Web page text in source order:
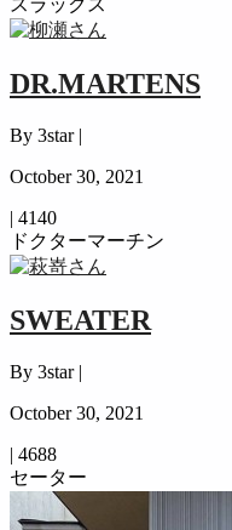
スラックス
DR.MARTENS
By 3star |
October 30, 2021
| 4140
ドクターマーチン
SWEATER
By 3star |
October 30, 2021
| 4688
セーター